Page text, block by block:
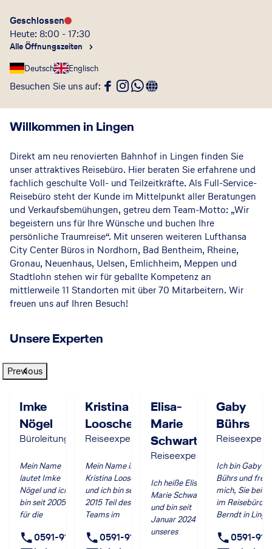
Geschlossen
Heute: 8:00 - 17:30
Alle Öffnungszeiten
Deutsch
Englisch
Besuchen Sie uns auf:
Willkommen in Lingen
Direkt am neu renovierten Bahnhof in Lingen finden Sie
unser attraktives Reisebüro. Hier beraten Sie erfahrene und
fachlich geschulte Voll- und Teilzeitkräfte. Als Full-Service-
Reisebüro steht der Kunde im Mittelpunkt aller Beratungen
und Verkaufsbemühungen, getreu dem Team-Motto: „Wir
begeistern uns für Ihre Wünsche und buchen Ihre
persönliche Traumreise“. Mit unseren weiteren Lufthansa
City Center Büros in Nordhorn, Bad Bentheim, Rheine,
Gronau, Neuenhaus, Uelsen, Emlichheim, Meppen und
Stadtlohn stehen wir für geballte Kompetenz an
mittlerweile 11 Standorten mit über 70 Mitarbeitern. Wir
freuen uns auf Ihren Besuch!
Unsere Experten
Previous
Imke
Nögel
Büroleitung
Mein Name
lautet Imke
Nögel und ich
bin seit 2005
für die
Berndt GmbH
0591-9169715
Kristina
Looschen
Reiseexpertin
Mein Name ist
Kristina Looschen
und ich bin seit
2015 Teil des
Teams im
in Lingen.
0591-9169721
Elisa-
Marie
Schwarte
Reiseexpertin
Ich heiße Elisa-
Marie Schwarte
und bin seit
Januar 2024 Teil
unseres
Gaby
Bührs
Ich bin Gaby
Bührs und freue
mich, Sie bei
im Reisebüro
Berndt in
dürfen.0591-